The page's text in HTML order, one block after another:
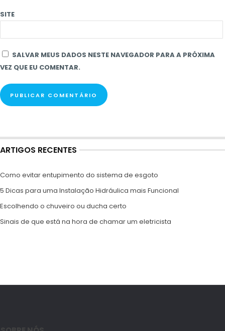
SITE
SALVAR MEUS DADOS NESTE NAVEGADOR PARA A PRÓXIMA
VEZ QUE EU COMENTAR.
ARTIGOS RECENTES
Como evitar entupimento do sistema de esgoto
5 Dicas para uma Instalação Hidráulica mais Funcional
Escolhendo o chuveiro ou ducha certo
Sinais de que está na hora de chamar um eletricista